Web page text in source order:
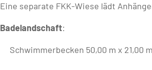
Eine separate FKK-Wiese lädt
Badelandschaft:
Schwimmerbecken 50,00 m x 21,00